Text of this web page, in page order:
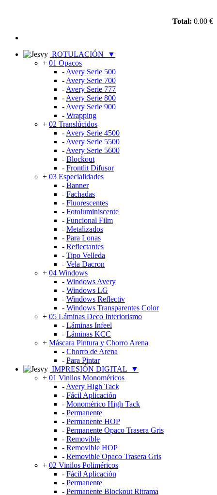
Total: 0.00 €
ROTULACIÓN
▼
+ 01 Opacos
- Avery Serie 500
- Avery Serie 700
- Avery Serie 777
- Avery Serie 800
- Avery Serie 900
- Wrapping
+ 02 Translúcidos
- Avery Serie 4500
- Avery Serie 5500
- Avery Serie 5600
- Blockout
- Frontlit Difusor
+ 03 Especialidades
- Banner
- Fachadas
- Fluorescentes
- Fotoluminiscente
- Funcional Film
- Metalizados
- Para Lonas
- Reflectantes
- Tipo Velleda
- Vela Dacron
+ 04 Windows
- Windows Avery
- Windows LG
- Windows Reflectiv
- Windows Transparentes Color
+ 05 Láminas Deco Interiorismo
- Láminas Infeel
- Láminas KCC
+ Máscara Pintura y Chorro Arena
- Chorro de Arena
- Para Pintar
IMPRESIÓN DIGITAL
▼
+ 01 Vinilos Monoméricos
- Avery High Tack
- Fácil Aplicación
- Monomérico High Tack
- Permanente
- Permanente HOP
- Permanente Opaco Trasera Gris
- Removible
- Removible HOP
- Removible Opaco Trasera Gris
+ 02 Vinilos Poliméricos
- Fácil Aplicación
- Permanente
- Permanente Blockout Ritrama